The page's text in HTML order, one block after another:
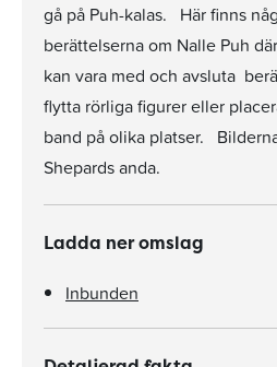
gå på Puh-kalas. Här finns
berättelserna om Nalle Puh
kan vara med och avsluta
flytta rörliga figurer eller
band på olika platser.
Shepards anda.
Ladda ner omslag
Inbunden